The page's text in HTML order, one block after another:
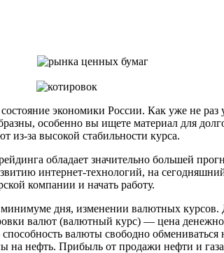
экономики России. Как уже не
особенно вы ищете материал для
из-за высокой стабильности курса.
обладает значительно большей
интернет-технологий, на
компании и начать работу.
дня, изменении валютных
валют (валютный курс) — цена
валюты свободно
на нефть. Прибыль от продажи нефти и